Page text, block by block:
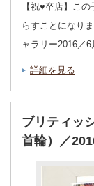
【祝♥︎卒店】こ
らすことになり
ャラリー2016／6
詳細を見る
ブリティッ
首輪）／